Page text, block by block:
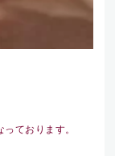
ております。